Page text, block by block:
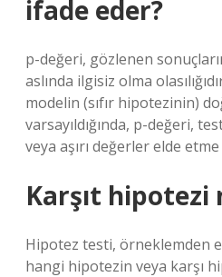
ifade eder?
p-değeri, gözlenen
aslında ilgisiz olma
modelin (sıfır hipotezinin)
varsayıldığında, p-değeri,
veya aşırı değerler elde etme
Karşıt hipotezi
Hipotez testi, örneklemden
hangi hipotezin veya karşı